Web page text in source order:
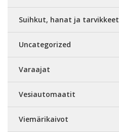
Suihkut, hanat ja tarvikkeet
Uncategorized
Varaajat
Vesiautomaatit
Viemärikaivot